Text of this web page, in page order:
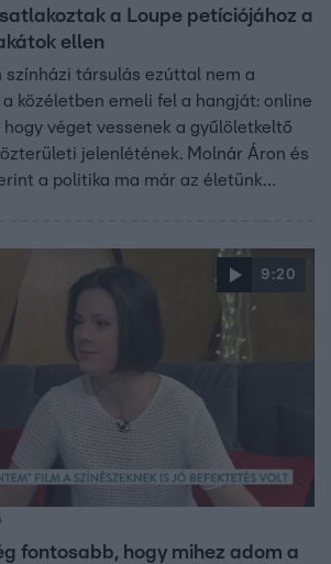
a Loupe petíciójához a
ellen
színházi társulás ezúttal nem a
közéletben emeli fel a hangját: online
véget vessenek a gyűlöletkeltő
jelenlétének. Molnár Áron és
a politika ma már az életünk
Köztereket és Életteret!” jeligével
már több mint 184 ezren
elérik a 200 ezret, további lépéseket
a Loupe hivatalos weboldalán érhető
9:20
fontosabb, hogy mihez adom a